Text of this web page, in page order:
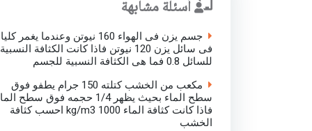
أسئلة مشابهة
جسم يزن فى الهواء 160 نيوتن وعندما يغمر كليا
فى سائل يزن 120 نيوتن فاذا كانت الكثافة النسبية
للسائل 0.8 فما هى الكثافة النسبية للجسم
مكعب من الخشب كتلته 150 جرام يطفو فوق
سطح الماء بحيث يظهر 1/4 حجمه فوق سطح
فاذا كانت كثافة الماء 1000 kg/m3 احسب كثافة
الخشب